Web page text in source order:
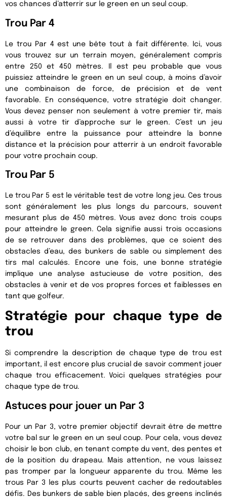
vos chances d’atterrir sur le green en un seul coup.
Trou Par 4
Le trou Par 4 est une bête tout à fait différente. Ici, vous
vous trouvez sur un terrain moyen, généralement compris
entre 250 et 450 mètres. Il est peu probable que vous
puissiez atteindre le green en un seul coup, à moins d’avoir
une combinaison de force, de précision et de vent
favorable. En conséquence, votre stratégie doit changer.
Vous devez penser non seulement à votre premier tir, mais
aussi à votre tir d’approche sur le green. C’est un jeu
d’équilibre entre la puissance pour atteindre la bonne
distance et la précision pour atterrir à un endroit favorable
pour votre prochain coup.
Trou Par 5
Le trou Par 5 est le véritable test de votre long jeu. Ces trous
sont généralement les plus longs du parcours, souvent
mesurant plus de 450 mètres. Vous avez donc trois coups
pour atteindre le green. Cela signifie aussi trois occasions
de se retrouver dans des problèmes, que ce soient des
obstacles d’eau, des bunkers de sable ou simplement des
tirs mal calculés. Encore une fois, une bonne stratégie
implique une analyse astucieuse de votre position, des
obstacles à venir et de vos propres forces et faiblesses en
tant que golfeur.
Stratégie pour chaque type de
trou
Si comprendre la description de chaque type de trou est
important, il est encore plus crucial de savoir comment jouer
chaque trou efficacement. Voici quelques stratégies pour
chaque type de trou.
Astuces pour jouer un Par 3
Pour un Par 3, votre premier objectif devrait être de mettre
votre bal sur le green en un seul coup. Pour cela, vous devez
choisir le bon club, en tenant compte du vent, des pentes et
de la position du drapeau. Mais attention, ne vous laissez
pas tromper par la longueur apparente du trou. Même les
trous Par 3 les plus courts peuvent cacher de redoutables
défis. Des bunkers de sable bien placés, des greens inclinés